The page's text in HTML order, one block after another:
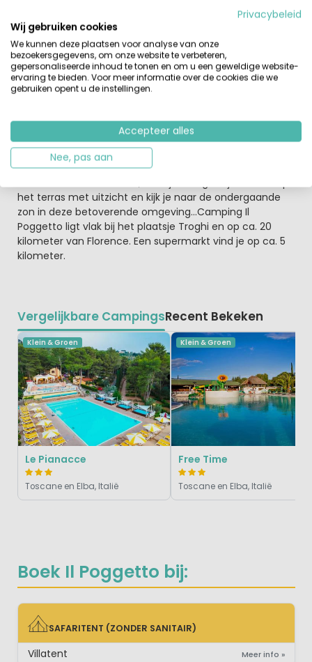
Boek Il Poggetto bij:
SAFARITENT (ZONDER SANITAIR)
SAFARITENT (ZONDER SANITAIR)
Villatent Meer info »
Wat een geweldig vakantiegevoel!
Deeigenaar
enthousiast voor dewijnexcursie of bergwandeling
je zelf de omgeving verkennen? Bij de receptie kun je
elektrische fietsen en mountainbikes huren. Er zijn veel
fietsroutes in de omgeving, en je kunt de omgeving ook
een paardenranch en zij verzorgen speciale tochten
door de prachtige omgeving.
's Avonds ga je natuurlijk de streekgerechten proeven in
het terras met uitzicht en kijk je naar de ondergaande
zon in deze betoverende omgeving...Camping Il
Poggetto ligt vlak bij het plaatsje Troghi en op ca. 20
kilometer van Florence. Een supermarkt vind je op ca. 5
kilometer.
Vergelijkbare CampingsRecent Bekeken
Klein & Groen
Le Pianacce
Toscane en Elba, Italië
Klein & Groen
Free Time
Toscane en Elba, Italië
Privacybeleid
Wij gebruiken cookies
We kunnen deze plaatsen voor analyse van onze
bezoekersgegevens, om onze website te verbeteren,
gepersonaliseerde inhoud te tonen en om u een geweldige website-
ervaring te bieden. Voor meer informatie over de cookies die we
gebruiken opent u de instellingen.
Accepteer alles
Nee, pas aan